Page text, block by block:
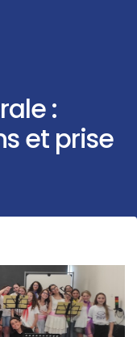
:
et prise